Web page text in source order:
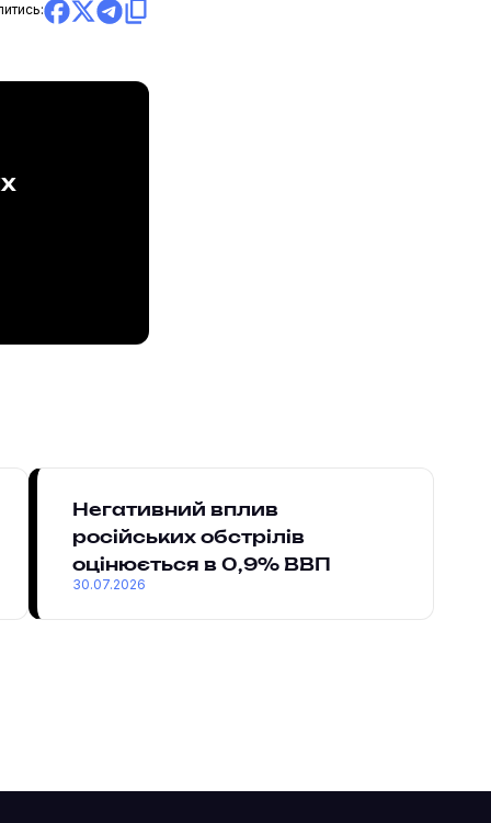
Негативний вплив
російських обстрілів
оцінюється в 0,9% ВВП
30.07.2026